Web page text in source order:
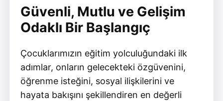
Güvenli, Mutlu ve Gelişim
Odaklı Bir Başlangıç
Çocuklarımızın eğitim yolculuğundaki ilk
adımlar, onların gelecekteki özgüvenini,
öğrenme isteğini, sosyal ilişkilerini ve
hayata bakışını şekillendiren en değerli